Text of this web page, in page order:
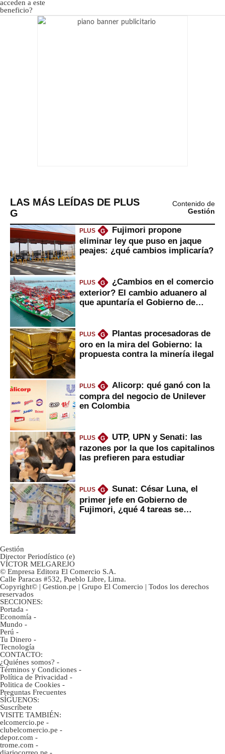
LAS MÁS LEÍDAS DE PLUS
G
Contenido de
Gestión
PLUS G
Fujimori propone
eliminar ley que puso en jaque
peajes: ¿qué cambios implicaría?
PLUS G
¿Cambios en el comercio
exterior? El cambio aduanero al
que apuntaría el Gobierno de
PLUS G
Plantas procesadoras de
oro en la mira del Gobierno: la
propuesta contra la minería ilegal
PLUS G
Alicorp: qué ganó con la
compra del negocio de Unilever
en Colombia
PLUS G
UTP, UPN y Senati: las
razones por la que los capitalinos
las prefieren para estudiar
PLUS G
Sunat: César Luna, el
primer jefe en Gobierno de
Fujimori, ¿qué 4 tareas se
Gestión
Director Periodístico (e)
VÍCTOR MELGAREJO
© Empresa Editora El Comercio S.A.
Calle Paracas #532, Pueblo Libre, Lima.
Copyright© | Gestion.pe | Grupo El Comercio | Todos los derechos
reservados
SECCIONES:
Portada -
Economía -
Mundo -
Perú -
Tu Dinero -
Tecnología
CONTACTO:
¿Quiénes somos? -
Términos y Condiciones -
Política de Privacidad -
Politica de Cookies -
Preguntas Frecuentes
SÍGUENOS:
Suscríbete
VISITE TAMBIÉN:
elcomercio.pe -
clubelcomercio.pe -
depor.com -
trome.com -